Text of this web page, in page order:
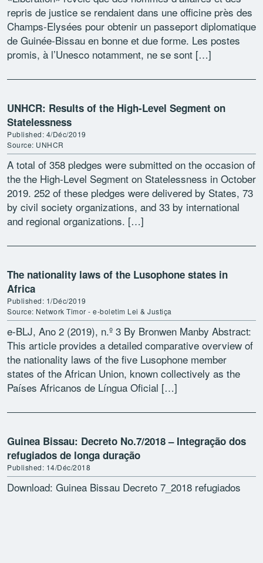
repris de justice se rendaient dans une officine près des
Champs-Elysées pour obtenir un passeport diplomatique
de Guinée-Bissau en bonne et due forme. Les postes
promis, à l’Unesco notamment, ne se sont […]
UNHCR: Results of the High-Level Segment on
Statelessness
Published: 4/Déc/2019
Source: UNHCR
A total of 358 pledges were submitted on the occasion of
the the High-Level Segment on Statelessness in October
2019. 252 of these pledges were delivered by States, 73
by civil society organizations, and 33 by international
and regional organizations. […]
The nationality laws of the Lusophone states in
Africa
Published: 1/Déc/2019
Source: Network Timor - e-boletim Lei & Justiça
e-BLJ, Ano 2 (2019), n.º 3 By Bronwen Manby Abstract:
This article provides a detailed comparative overview of
the nationality laws of the five Lusophone member
states of the African Union, known collectively as the
Países Africanos de Língua Oficial […]
Guinea Bissau: Decreto No.7/2018 – Integração dos
refugiados de longa duração
Published: 14/Déc/2018
Download: Guinea Bissau Decreto 7_2018 refugiados